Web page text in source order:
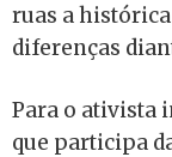
ruas a
diferenças
Para o ativista
que participa